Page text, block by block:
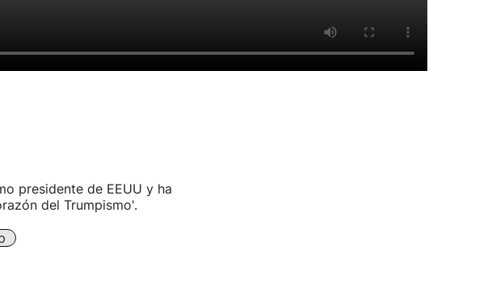
presidente de EEUU y ha
del Trumpismo'.